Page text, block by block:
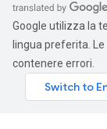
Google utilizza la
lingua preferita.
contenere errori.